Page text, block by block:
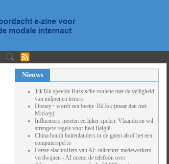
Nieuws
TikTok speelde Russische roulette met de veiligheid
van miljoenen tieners
Disney+ wordt een beetje TikTok (maar dan met
Mickey)
Influencers moeten eerlijker spelen: Vlaanderen wil
strengere regels voor heel België
China houdt buitenlanders in de gaten alsof het een
computerspel is
Eerste slachtoffers van AI: callcenter medewerkers
verdwijnen - AI neemt de telefoon over